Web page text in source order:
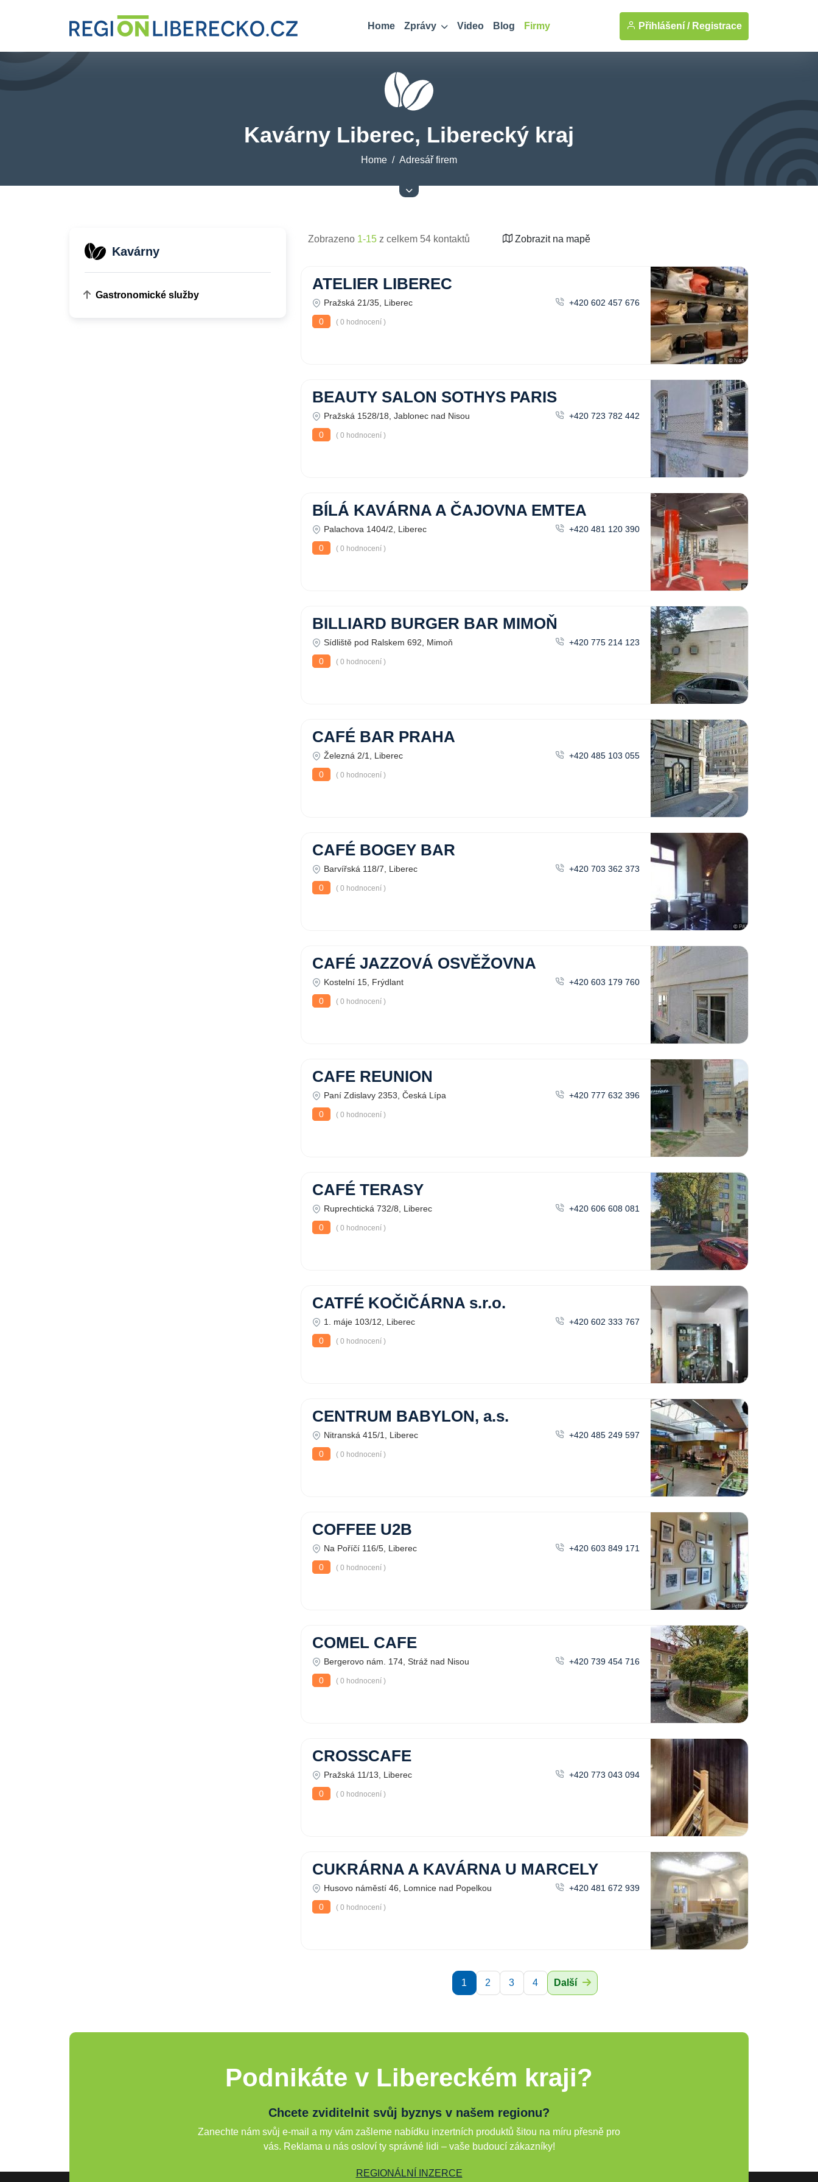
Home Zprávy Video Blog Firmy Přihlášení / Registrace
Kavárny Liberec, Liberecký kraj
Home Adresář firem
Kavárny
Gastronomické služby
Zobrazeno 1-15 z celkem 54 kontaktů Zobrazit na mapě
ATELIER LIBEREC
Pražská 21/35, Liberec
+420 602 457 676
0
( 0 hodnocení )
BEAUTY SALON SOTHYS PARIS
Pražská 1528/18, Jablonec nad Nisou
+420 723 782 442
0
( 0 hodnocení )
BÍLÁ KAVÁRNA A ČAJOVNA EMTEA
Palachova 1404/2, Liberec
+420 481 120 390
0
( 0 hodnocení )
BILLIARD BURGER BAR MIMOŇ
Sídliště pod Ralskem 692, Mimoň
+420 775 214 123
0
( 0 hodnocení )
CAFÉ BAR PRAHA
Železná 2/1, Liberec
+420 485 103 055
0
( 0 hodnocení )
CAFÉ BOGEY BAR
Barvířská 118/7, Liberec
+420 703 362 373
0
( 0 hodnocení )
CAFÉ JAZZOVÁ OSVĚŽOVNA
Kostelní 15, Frýdlant
+420 603 179 760
0
( 0 hodnocení )
CAFE REUNION
Paní Zdislavy 2353, Česká Lípa
+420 777 632 396
0
( 0 hodnocení )
CAFÉ TERASY
Ruprechtická 732/8, Liberec
+420 606 608 081
0
( 0 hodnocení )
CATFÉ KOČIČÁRNA s.r.o.
1. máje 103/12, Liberec
+420 602 333 767
0
( 0 hodnocení )
CENTRUM BABYLON, a.s.
Nitranská 415/1, Liberec
+420 485 249 597
0
( 0 hodnocení )
COFFEE U2B
Na Poříčí 116/5, Liberec
+420 603 849 171
0
( 0 hodnocení )
COMEL CAFE
Bergerovo nám. 174, Stráž nad Nisou
+420 739 454 716
0
( 0 hodnocení )
CROSSCAFE
Pražská 11/13, Liberec
+420 773 043 094
0
( 0 hodnocení )
CUKRÁRNA A KAVÁRNA U MARCELY
Husovo náměstí 46, Lomnice nad Popelkou
+420 481 672 939
0
( 0 hodnocení )
1 2 3 4 Další
Podnikáte v Libereckém kraji?
Chcete zviditelnit svůj byznys v našem regionu?
Zanechte nám svůj e-mail a my vám zašleme nabídku inzertních produktů šitou na míru přesně pro
vás. Reklama u nás osloví ty správné lidi – vaše budoucí zákazníky!
REGIONÁLNÍ INZERCE